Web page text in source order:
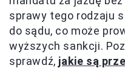
sprawy tego rodzaju
do sądu, co może
wyższych sankcji.
sprawdź, jakie są